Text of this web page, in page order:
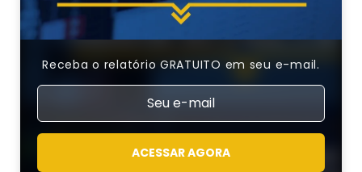
Receba o relatório GRATUITO em seu e-mail.
ACESSAR AGORA